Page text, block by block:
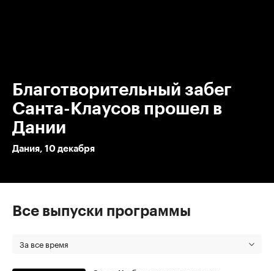
Благотворительный забег
Санта-Клаусов прошел в
Дании
Дания, 10 декабря
Все выпуски программы
За все время